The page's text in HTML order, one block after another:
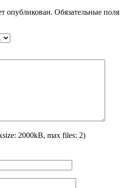
опубликован. Обязательные поля
2000kB, max files: 2)